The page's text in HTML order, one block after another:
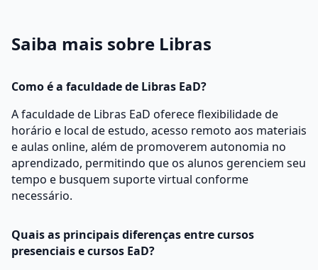
Saiba mais sobre Libras
Como é a faculdade de Libras EaD?
A faculdade de Libras EaD oferece flexibilidade de
horário e local de estudo, acesso remoto aos materiais
e aulas online, além de promoverem autonomia no
aprendizado, permitindo que os alunos gerenciem seu
tempo e busquem suporte virtual conforme
necessário.
Quais as principais diferenças entre cursos
presenciais e cursos EaD?